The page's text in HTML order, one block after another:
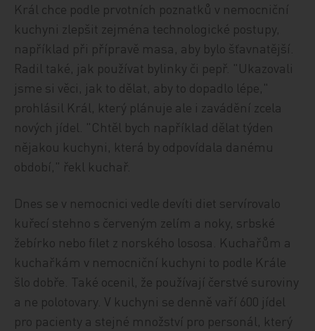
Král chce podle prvotních poznatků v nemocniční
kuchyni zlepšit zejména technologické postupy,
například při přípravě masa, aby bylo šťavnatější.
Radil také, jak používat bylinky či pepř. "Ukazovali
jsme si věci, jak to dělat, aby to dopadlo lépe,"
prohlásil Král, který plánuje ale i zavádění zcela
nových jídel. "Chtěl bych například dělat týden
nějakou kuchyni, která by odpovídala danému
období," řekl kuchař.
Dnes se v nemocnici vedle devíti diet servírovalo
kuřecí stehno s červeným zelím a noky, srbské
žebírko nebo filet z norského lososa. Kuchařům a
kuchařkám v nemocniční kuchyni to podle Krále
šlo dobře. Také ocenil, že používají čerstvé suroviny
a ne polotovary. V kuchyni se denně vaří 600 jídel
pro pacienty a stejné množství pro personál, který